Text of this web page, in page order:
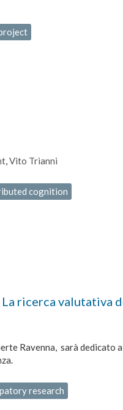
,Vito Trianni
cognition
ricerca valutativa
Ravenna, sarà dedicato
research